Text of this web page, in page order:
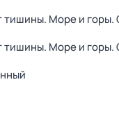
тишины. Море и горы.
тишины. Море и горы.